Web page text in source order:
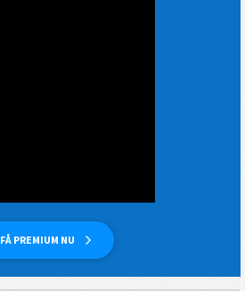
FÅ PREMIUM NU